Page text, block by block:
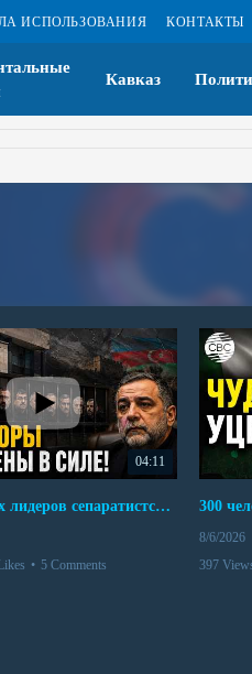
ИСПОЛЬЗОВАНИЯ КОНТАКТЫ
Кавказ
04:11
Дело бывших лидеров сепаратистского режима в Карабахе
• 5 Comments
8/6/2026
397